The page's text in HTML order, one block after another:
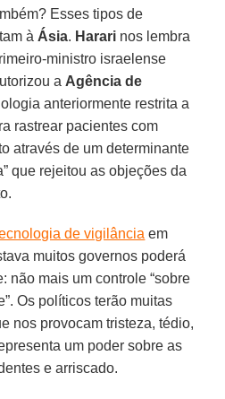
Esses tipos de
à Ásia. Harari nos lembra
ministro israelense
a Agência de
anteriormente restrita a
rastrear pacientes com
através de um determinante
que rejeitou as objeções da
de vigilância em
muitos governos poderá
não mais um controle “sobre
Os políticos terão muitas
nos provocam tristeza, tédio,
um poder sobre as
e arriscado.